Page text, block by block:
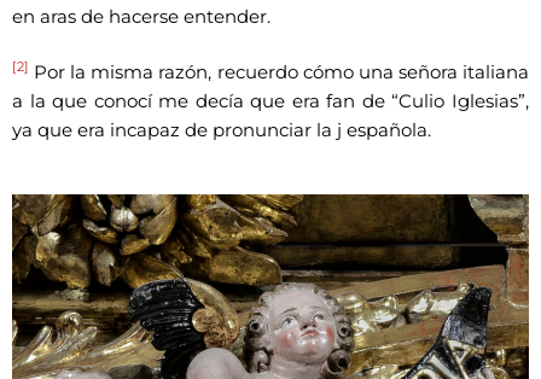
en aras de hacerse entender.
[2] Por la misma razón, recuerdo cómo una señora italiana
a la que conocí me decía que era fan de “Culio Iglesias”,
ya que era incapaz de pronunciar la j española.